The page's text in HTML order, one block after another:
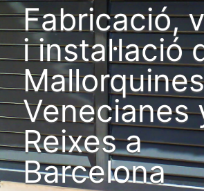
Fabricació,
i instal·lació
Venecianes
Reixes a
Barcelona